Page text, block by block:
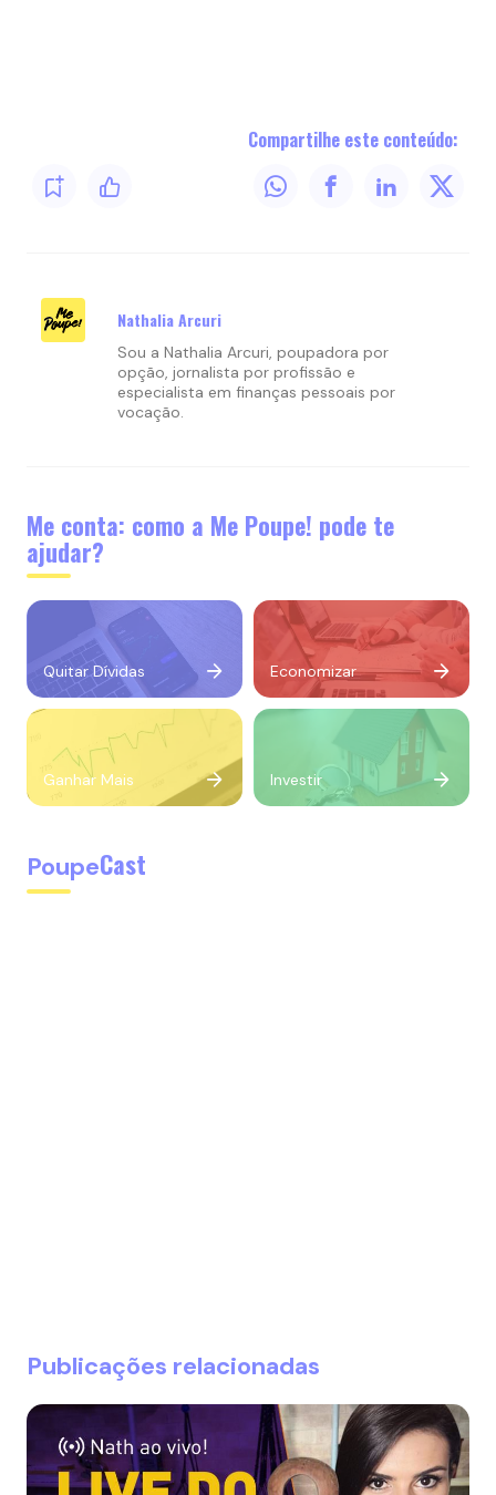
Compartilhe este conteúdo:
Nathalia Arcuri
Sou a Nathalia Arcuri, poupadora por
opção, jornalista por profissão e
especialista em finanças pessoais por
vocação.
Me conta: como a Me Poupe! pode te
ajudar?
Quitar Dívidas Economizar
Ganhar Mais Investir
PoupeCast
Publicações relacionadas